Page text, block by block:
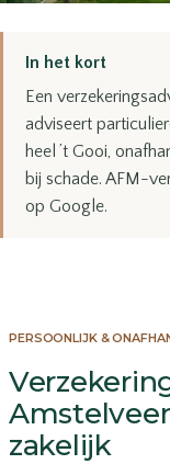
In het kort
Een
adviseert
heel ’t Gooi,
bij schade. AFM-
op Google.
PERSOONLIJK &
zakelijk